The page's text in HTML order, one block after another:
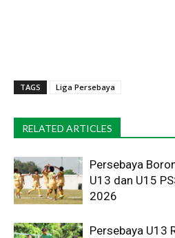
TAGS Liga Persebaya
RELATED ARTICLES
Persebaya
U13 dan U15
2026
Persebaya U13